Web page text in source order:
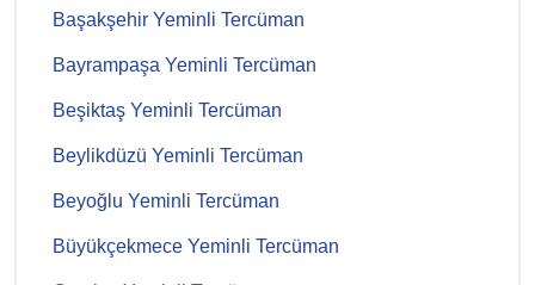
Başakşehir Yeminli Tercüman
Bayrampaşa Yeminli Tercüman
Beşiktaş Yeminli Tercüman
Beylikdüzü Yeminli Tercüman
Beyoğlu Yeminli Tercüman
Büyükçekmece Yeminli Tercüman